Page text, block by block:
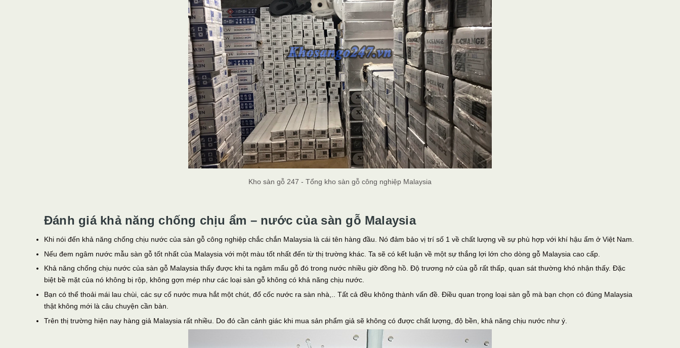
Kho sàn gỗ 247 - Tổng kho sàn gỗ công nghiệp Malaysia
Đánh giá khả năng chống chịu ẩm – nước của sàn gỗ Malaysia
Khi nói đến khả năng chống chịu nước của sàn gỗ công nghiệp chắc chắn Malaysia là cái tên hàng đầu. Nó đảm bảo vị trí số 1 về chất lượng về sự phù hợp với khí hậu ẩm ở Việt Nam.
Nếu đem ngâm nước mẫu sàn gỗ tốt nhất của Malaysia với một màu tốt nhất đến từ thị trường khác. Ta sẽ có kết luận về một sự thắng lợi lớn cho dòng gỗ Malaysia cao cấp.
Khả năng chống chịu nước của sàn gỗ Malaysia thấy được khi ta ngâm mẩu gỗ đó trong nước nhiều giờ đồng hồ. Độ trương nở của gỗ rất thấp, quan sát thường khó nhận thấy. Đặc
biệt bề mặt của nó không bị rộp, không gợn mép như các loại sàn gỗ không có khả năng chịu nước.
Bạn có thể thoải mái lau chùi, các sự cố nước mưa hắt một chút, đổ cốc nước ra sàn nhà,.. Tất cả đều không thành vấn đề. Điều quan trọng loại sàn gỗ mà bạn chọn có đúng Malaysia
thật không mới là câu chuyện cần bàn.
Trên thị trường hiện nay hàng giả Malaysia rất nhiều. Do đó cần cảnh giác khi mua sản phẩm giả sẽ không có được chất lượng, độ bền, khả năng chịu nước như ý.